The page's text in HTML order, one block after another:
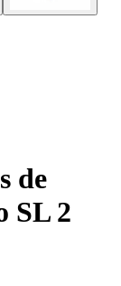
de
SL 2